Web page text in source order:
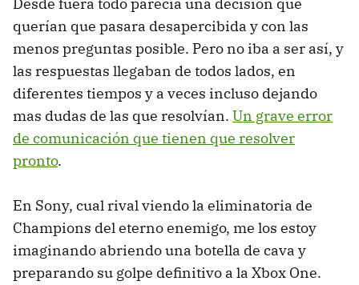
Desde fuera todo parecía una decisión que
querían que pasara desapercibida y con las
menos preguntas posible. Pero no iba a ser así, y
las respuestas llegaban de todos lados, en
diferentes tiempos y a veces incluso dejando
mas dudas de las que resolvían. Un grave error
de comunicación que tienen que resolver
pronto.
En Sony, cual rival viendo la eliminatoria de
Champions del eterno enemigo, me los estoy
imaginando abriendo una botella de cava y
preparando su golpe definitivo a la Xbox One.